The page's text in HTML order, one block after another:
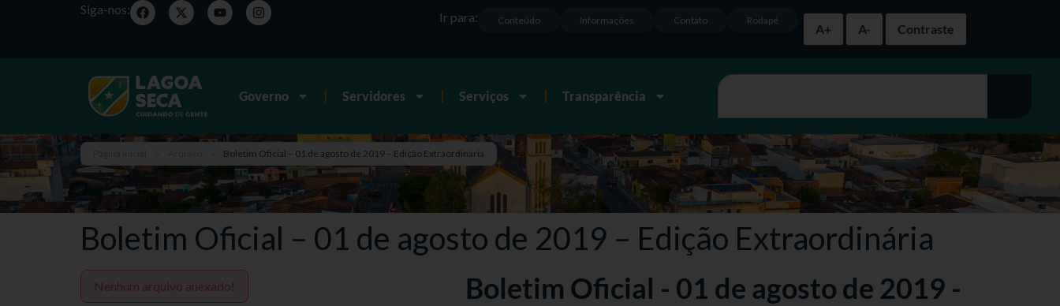
Siga-nos:
A+
A- Contraste
Rodapé
Contato
Informações
Conteúdo
Ir para:
Governo Servidores Serviços Transparência
Boletim Oficial – 01 de agosto de 2019 – Edição Extraordinária
Boletim Oficial – 01 de agosto de 2019 – Edição Extraordinária
Nenhum arquivo anexado!
Boletim Oficial - 01 de agosto de 2019 -